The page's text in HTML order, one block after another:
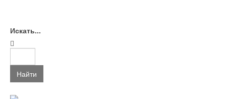
Искать...
Найти